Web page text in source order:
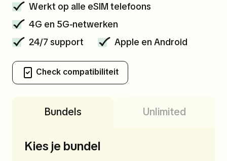
Werkt op alle eSIM telefoons
4G en 5G-netwerken
24/7 support
Apple en Android
Check compatibiliteit
Bundels Unlimited
Kies je bundel